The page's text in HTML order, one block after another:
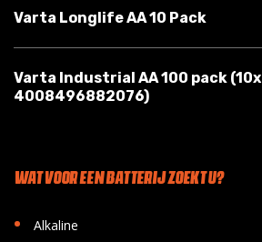
Varta Longlife AA 10 Pack
Varta Industrial AA 100 pack (10x
4008496882076)
WAT VOOR EEN BATTERIJ ZOEKT U?
• Alkaline